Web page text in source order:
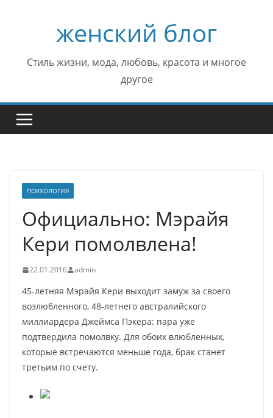
содержимомуженский блог
Стиль жизни, мода, любовь, красота и многое
другое
ПСИХОЛОГИЯ
Официально: Мэрайя
Кери помолвлена!
22.01.2016 admin
45-летняя Мэрайя Кери выходит замуж за своего
возлюбленного, 48-летнего австралийского
миллиардера Джеймса Пэкера: пара уже
подтвердила помолвку. Для обоих влюбленных,
которые встречаются меньше года, брак станет
третьим по счету.